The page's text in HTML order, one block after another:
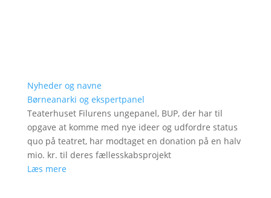
Nyheder og navne
Børneanarki og ekspertpanel
Teaterhuset Filurens ungepanel, BUP, der har til
opgave at komme med nye ideer og udfordre status
quo på teatret, har modtaget en donation på en halv
mio. kr. til deres fællesskabsprojekt
Læs mere